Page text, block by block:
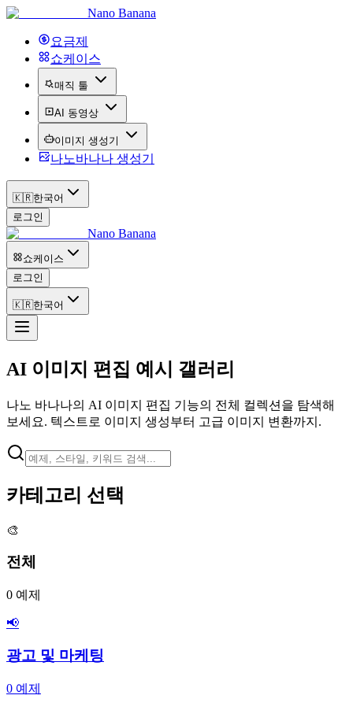
Nano Banana
요금제
쇼케이스
매직 툴
AI 동영상
이미지 생성기
나노바나나 생성기
🇰🇷한국어
로그인
Nano Banana
쇼케이스
로그인
🇰🇷한국어
AI 이미지 편집 예시 갤러리
나노 바나나의 AI 이미지 편집 기능의 전체 컬렉션을 탐색해
보세요. 텍스트로 이미지 생성부터 고급 이미지 변환까지.
카테고리 선택
🎨
전체
0 예제
📢
광고 및 마케팅
0 예제